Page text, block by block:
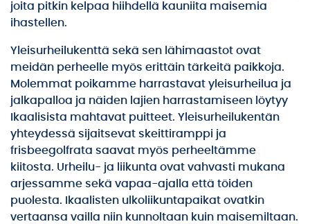
joita pitkin kelpaa hiihdellä kauniita maisemia
ihastellen.
Yleisurheilukenttä sekä sen lähimaastot ovat
meidän perheelle myös erittäin tärkeitä paikkoja.
Molemmat poikamme harrastavat yleisurheilua ja
jalkapalloa ja näiden lajien harrastamiseen löytyy
Ikaalisista mahtavat puitteet. Yleisurheilukentän
yhteydessä sijaitsevat skeittiramppi ja
frisbeegolfrata saavat myös perheeltämme
kiitosta. Urheilu- ja liikunta ovat vahvasti mukana
arjessamme sekä vapaa-ajalla että töiden
puolesta. Ikaalisten ulkoliikuntapaikat ovatkin
vertaansa vailla niin kunnoltaan kuin maisemiltaan.